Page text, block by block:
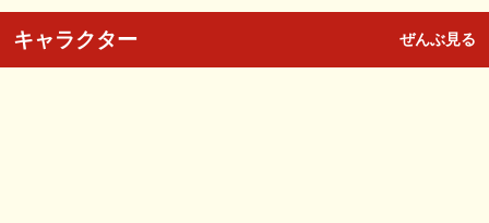
キャラクター ぜんぶ見る